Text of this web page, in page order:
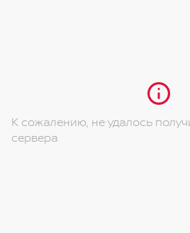
К сожалению, не удалось
сервера